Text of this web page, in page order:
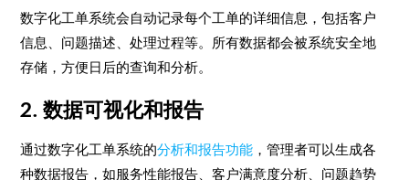
数字化工单系统会自动记录每个工单的详细信息，包括客户
信息、问题描述、处理过程等。所有数据都会被系统安全地
存储，方便日后的查询和分析。
2. 数据可视化和报告
通过数字化工单系统的分析和报告功能 ，管理者可以生成各
种数据报告，如服务性能报告、客户满意度分析、问题趋势